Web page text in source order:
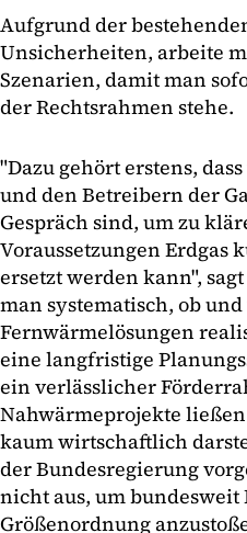
Aufgrund der
Unsicherheiten, arbeite
Szenarien, damit man
der Rechtsrahmen stehe.
"Dazu gehört erstens,
und den Betreibern der
Gespräch sind, um zu
Voraussetzungen Erdgas
ersetzt werden kann",
man systematisch, ob
Fernwärmelösungen
eine langfristige
ein verlässlicher
Nahwärmeprojekte
kaum wirtschaftlich
der Bundesregierung
nicht aus, um
Größenordnung